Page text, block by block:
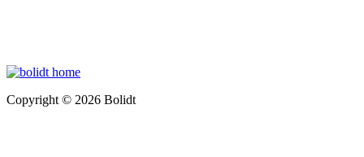
Copyright © 2026 Bolidt